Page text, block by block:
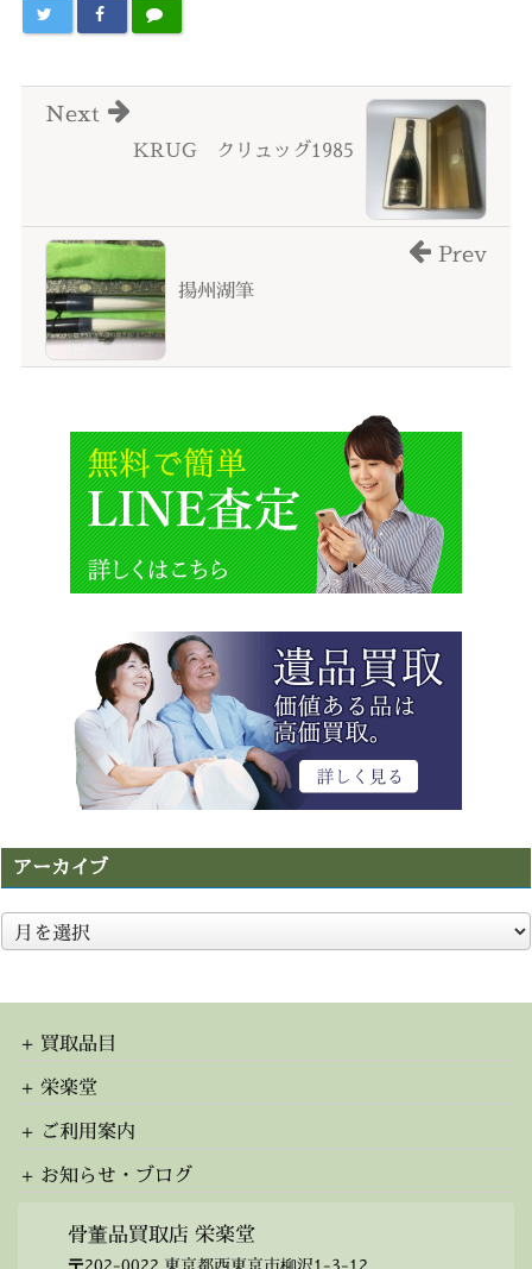
KRUG クリュッグ1985
Next
揚州湖筆
Prev
アーカイブ
ア
ー
イ
買取品目
栄楽堂
ご利用案内
お知らせ・ブログ
骨董品買取店 栄楽堂